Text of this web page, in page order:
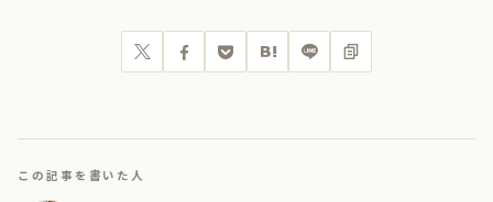
Post SharePocketHatenaLINE URLコピー
この記事を書いた人